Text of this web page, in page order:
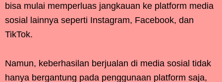
bisa mulai memperluas jangkauan ke platform media
sosial lainnya seperti Instagram, Facebook, dan
TikTok.
Namun, keberhasilan berjualan di media sosial tidak
hanya bergantung pada penggunaan platform saja,